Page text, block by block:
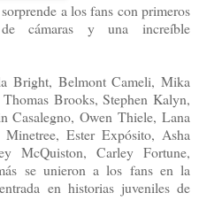
a los fans con primeros
de cámaras y una increíble
Bright, Belmont Cameli, Mika
Brooks, Stephen Kalyn,
Casalegno, Owen Thiele, Lana
Ester Expósito, Asha
McQuiston, Carley Fortune,
se unieron a los fans en la
en historias juveniles de